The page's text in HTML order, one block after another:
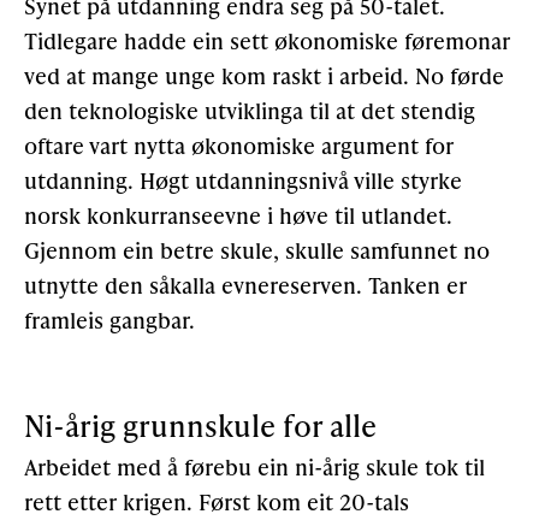
Tidlegare hadde ein sett økonomiske føremonar
ved at mange unge kom raskt i arbeid. No førde
den teknologiske utviklinga til at det stendig
oftare vart nytta økonomi­ske argument for
utdanning. Høgt utdanningsnivå ville styrke
norsk konkurranseevne i høve til utlandet.
Gjennom ein betre skule, skulle samfunnet no
utnytte den såkalla evnereserven. Tanken er
framleis gang­bar.
Ni-årig grunnskule for alle
Arbeidet med å førebu ein ni-årig skule tok til
rett etter krigen. Først kom eit 20-tals